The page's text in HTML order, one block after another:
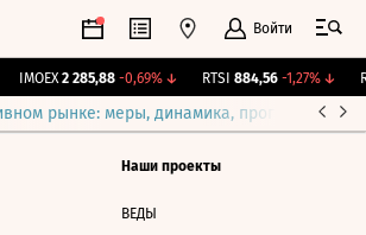
Войти
IMOEX 2 285,88 -0,69%↓ RTSI 884,56 -1,27%↓
рынке: меры, динамика, прогнозы
Наши проекты
ВЕДЫ